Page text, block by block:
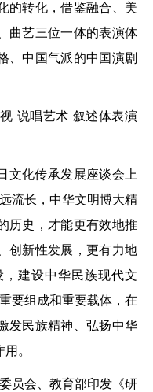
的转化，借鉴融合、美
曲艺三位一体的表演体
、中国气派的中国演剧
说唱艺术 叙述体表演
文化传承发展座谈会上
流长，中华文明博大精
历史，才能更有效地推
创新性发展，更有力地
建设中华民族现代文
要组成和重要载体，在
发民族精神、弘扬中华
。
员会、教育部印发《研